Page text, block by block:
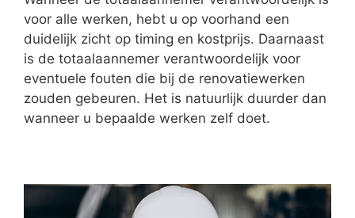
voor alle werken, hebt u op voorhand een
duidelijk zicht op timing en kostprijs. Daarnaast
is de totaalaannemer verantwoordelijk voor
eventuele fouten die bij de renovatiewerken
zouden gebeuren. Het is natuurlijk duurder dan
wanneer u bepaalde werken zelf doet.